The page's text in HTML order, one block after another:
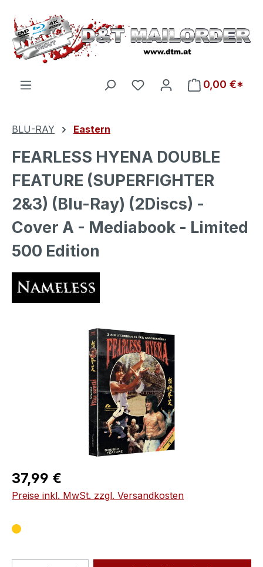
Zum Hauptinhalt springen
Du hast 0 Produkte auf
0,00 €*
BLU-RAY Eastern
FEARLESS HYENA DOUBLE
FEATURE (SUPERFIGHTER
2&3) (Blu-Ray) (2Discs) -
Cover A - Mediabook - Limited
500 Edition
Bildergalerie überspringen
Regulärer Preis:
37,99 €
Preise inkl. MwSt. zzgl. Versandkosten